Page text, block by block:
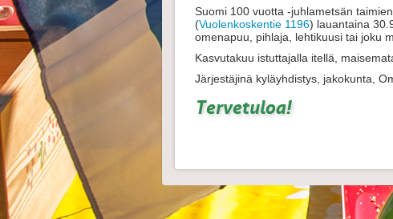
Suomi 100 vuotta -juhlametsän
(Vuolenkoskentie 1196) lauantaina
omenapuu, pihlaja, lehtikuusi tai joku
Kasvutakuu istuttajalla itellä,
Järjestäjinä kyläyhdistys, jakokunta,
Tervetuloa!